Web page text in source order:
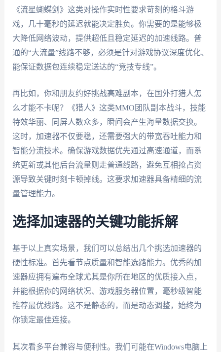
《流星蝴蝶剑》这类对操作实时性要求苛刻的格斗游
戏，几十毫秒的延迟就能决定胜负。你需要的是能够极
大降低网络波动，提供超低且稳定延迟的加速线路。普
通的“大流量”线路不够，必须是针对游戏协议深度优化、
能保证数据包连续稳定送达的“竞技专线”。
再比如，你和朋友约好挑战高难副本，在国外打猎人怎
么才能不卡呢？《猎人》这类MMO团队副本战斗，技能
特效华丽、同屏人数众多，瞬间会产生海量数据交换。
这时，加速器不仅要稳，还需要强大的带宽吞吐能力和
智能分流技术。确保游戏数据优先通过高速通道，而系
统更新或其他后台流量则走普通线路，避免互相抢占资
源导致关键时刻卡顿掉线。这要求加速器具备精细的流
量管理能力。
选择加速器的关键功能拆解
基于以上真实场景，我们可以总结出几个挑选加速器的
硬性标准。首先看节点质量和智能选路能力。优秀的加
速器应拥有遍布全球尤其是你所在地区的优质接入点，
并能根据你的网络状况、游戏服务器位置，毫秒级智能
推荐最优线路。这不是静态的，而是动态调整，始终为
你锁定最佳连接。
其次看多平台兼容与便利性。我们可能在Windows电脑上